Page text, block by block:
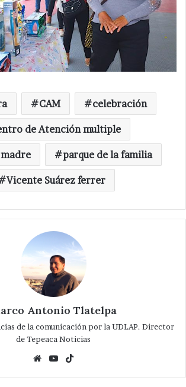
CAM celebración
de Atención multiple
parque de la familia
Vicente Suárez ferrer
Antonio Tlatelpa
de la comunicación por la UDLAP. Director
de Tepeaca Noticias
WebsiteYouTube